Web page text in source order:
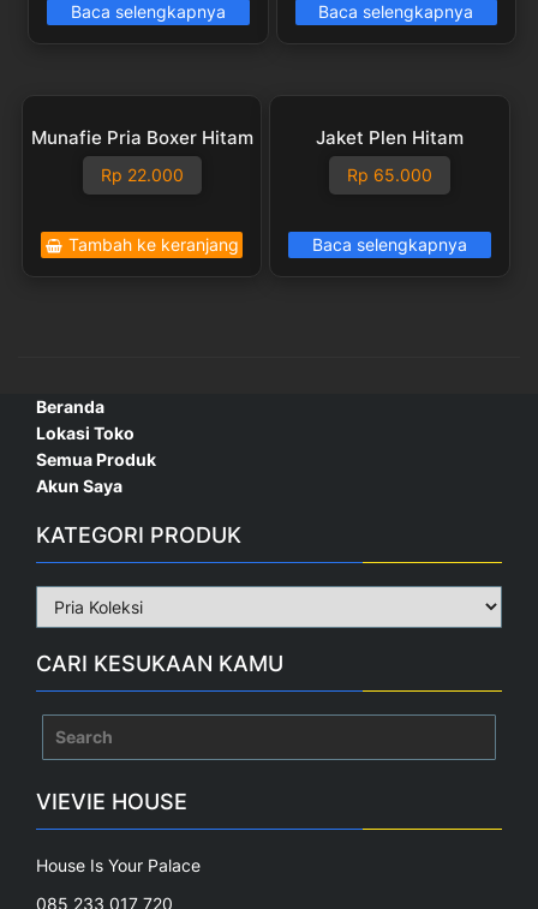
Baca selengkapnya Baca selengkapnya
Munafie Pria Boxer Hitam
Rp 22.000
Tambah ke keranjang
Jaket Plen Hitam
Rp 65.000
Baca selengkapnya
Beranda
Lokasi Toko
Semua Produk
Akun Saya
KATEGORI PRODUK
CARI KESUKAAN KAMU
VIEVIE HOUSE
House Is Your Palace
085 233 017 720